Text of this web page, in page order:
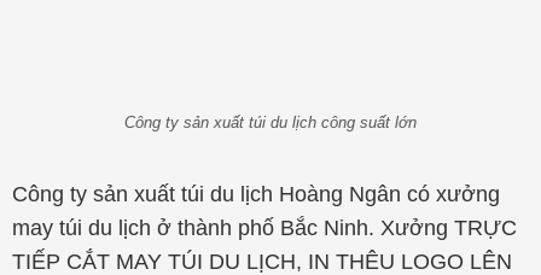
Công ty sản xuất túi du lịch công suất lớn
Công ty sản xuất túi du lịch Hoàng Ngân có xưởng
may túi du lịch ở thành phố Bắc Ninh. Xưởng TRỰC
TIẾP CẮT MAY TÚI DU LỊCH, IN THÊU LOGO LÊN